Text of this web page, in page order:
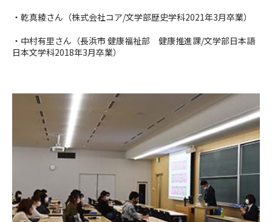
・乾真綾さん（株式会社コア/文学部歴史学科2021年3月卒業）
・中村有里さん（長浜市 健康福祉部 健康推進課/文学部日本語
日本文学科2018年3月卒業）